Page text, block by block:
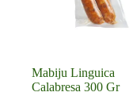
Mabiju Linguica
Calabresa 300 Gr